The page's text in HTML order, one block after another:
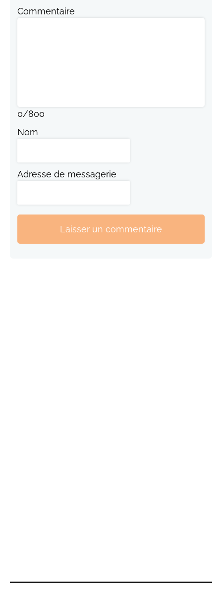
Commentaire
0/800
Nom
Adresse de messagerie
Laisser un commentaire